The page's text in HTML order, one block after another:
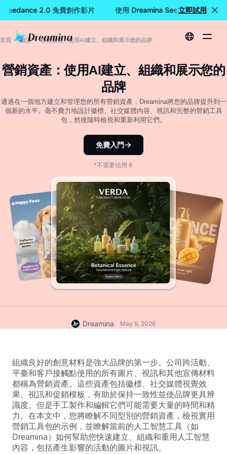
Seedance 2.0 免費創作影片 使用 Dreamina Seedance 2.0 免
立即試用
首頁 資源 營銷資產：使用AI建立、組織和展示您的品牌
營銷資產：使用AI建立、組織和展示您的
品牌
通過在一個地方建立和管理您的所有營銷資產，Dreamina將您的品牌提升到一
個新的水平。毫不費力地設計徽標、社交媒體內容、視訊和完整的營銷工具
包，然後隨時檢視和重新利用它們。
免費入門
*不需要信用卡
Dreamina May 9, 2026
組織良好的創意材料是強大品牌的第一步。公司跨活動、
平臺和客戶接觸點使用的所有圖片、視訊和其他宣傳材料
都稱為營銷資產。這些資產包括徽標、社交媒體視覺效
果、視訊和促銷模板，有助於保持一致性並使品牌更具辨
識度。但是手工製作和編輯它們可能需要大量的時間和精
力。在本文中，您將瞭解不同型別的營銷資產，檢視實用
營銷工具包的示例，並瞭解當前的人工智慧工具（如
Dreamina）如何幫助您快速建立、組織和重用 人工智慧
內容 ，包括產生影響的活動的圖片和視訊。